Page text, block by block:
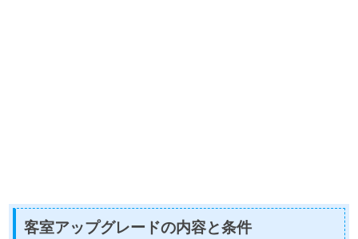
客室アップグレードの内容と条件